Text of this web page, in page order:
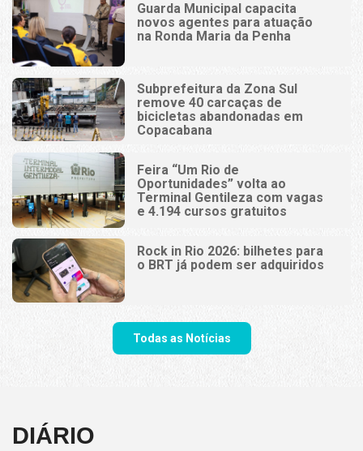
Guarda Municipal capacita
novos agentes para atuação
na Ronda Maria da Penha
Subprefeitura da Zona Sul
remove 40 carcaças de
bicicletas abandonadas em
Copacabana
Feira “Um Rio de
Oportunidades” volta ao
Terminal Gentileza com vagas
e 4.194 cursos gratuitos
Rock in Rio 2026: bilhetes para
o BRT já podem ser adquiridos
Todas as Notícias
DIÁRIO